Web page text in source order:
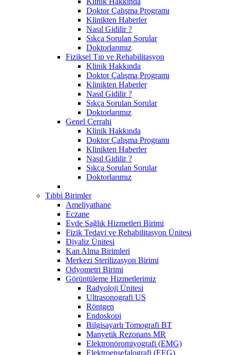
Doktor Çalışma Programı
Klinikten Haberler
Nasıl Gidilir ?
Sıkça Sorulan Sorular
Doktorlarımız
Fiziksel Tıp ve Rehabilitasyon
Klinik Hakkında
Doktor Çalışma Programı
Klinikten Haberler
Nasıl Gidilir ?
Sıkça Sorulan Sorular
Doktorlarımız
Genel Cerrahi
Klinik Hakkında
Doktor Çalışma Programı
Klinikten Haberler
Nasıl Gidilir ?
Sıkça Sorulan Sorular
Doktorlarımız
Tıbbi Birimler
Ameliyathane
Eczane
Evde Sağlık Hizmetleri Birimi
Fizik Tedavi ve Rehabilitasyon Ünitesi
Diyaliz Ünitesi
Kan Alma Birimleri
Merkezi Sterilizasyon Birimi
Odyometri Birimi
Görüntüleme Hizmetlerimiz
Radyoloji Ünitesi
Ultrasonografi US
Röntgen
Endoskopi
Bilgisayarlı Tomografi BT
Manyetik Rezonans MR
Elektronöromiyografi (EMG)
Elektroensefalografi (EEG)